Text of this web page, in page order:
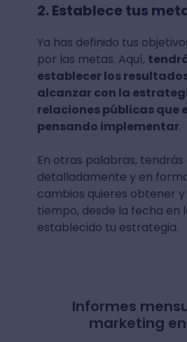
2. Establece tus
Ya has definido tus
por las metas. Aquí,
establecer los
alcanzar con la
relaciones públicas que
pensando implementar.
En otras palabras, tendrás
detalladamente y en
cambios quieres obtener
tiempo, desde la fecha en
establecido tu estrategia.
Informes
marketing en